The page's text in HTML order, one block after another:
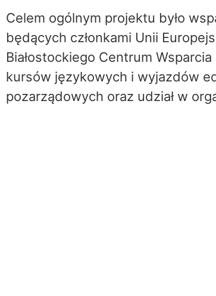
Celem ogólnym projektu było
będących członkami Unii
Białostockiego Centrum
kursów językowych i wyjazdów
pozarządowych oraz udział w